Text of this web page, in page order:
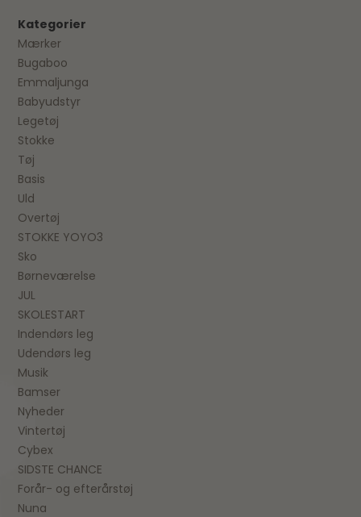
Kategorier
Mærker
Bugaboo
Emmaljunga
Babyudstyr
Legetøj
Stokke
Tøj
Basis
Uld
Overtøj
STOKKE YOYO3
Sko
Børneværelse
JUL
SKOLESTART
Indendørs leg
Udendørs leg
Musik
Bamser
Nyheder
Vintertøj
Cybex
SIDSTE CHANCE
Forår- og efterårstøj
Nuna